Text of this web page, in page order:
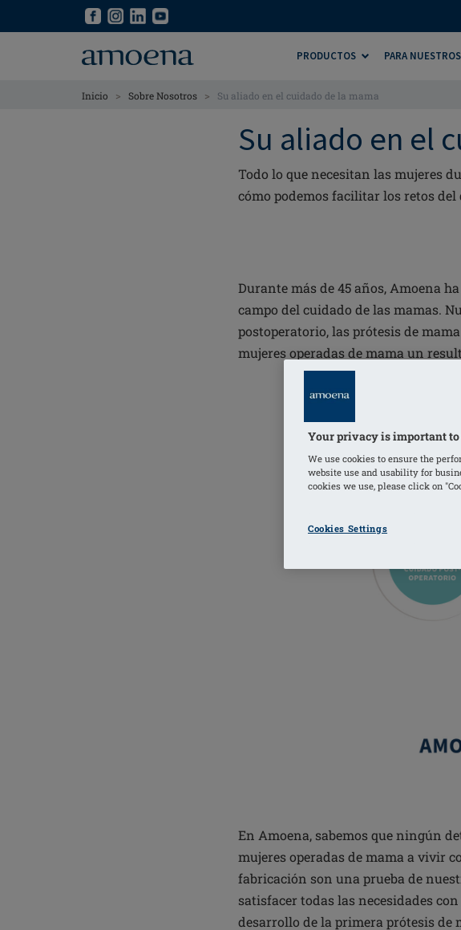
PRODUCTOS PARA
Inicio > Sobre Nosotros > Su aliado en el cuidado de la mama
Su aliado en el
Todo lo que necesitan las mujeres
cómo podemos facilitar los retos
Durante más de 45 años, Amoena
campo del cuidado de las mamas.
postoperatorio, las prótesis de
mujeres operadas de mama un
En Amoena, sabemos que ningún
mujeres operadas de mama a vivir
fabricación son una prueba de
satisfacer todas las necesidades
desarrollo de la primera prótesis de
Your privacy is important to
We use cookies to ensure the
website use and usability for
cookies we use, please click on
Cookies Settings